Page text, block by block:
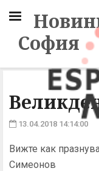
София
13.04.2018 14:14:00
Вижте как
Симеонов